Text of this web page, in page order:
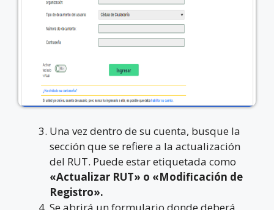
Una vez dentro de su cuenta, busque la
sección que se refiere a la actualización
del RUT. Puede estar etiquetada como
«Actualizar RUT» o «Modificación de
Registro».